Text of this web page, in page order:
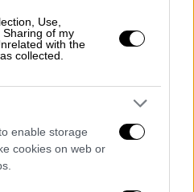
Use,
of my
with the
collected.
enable storage
cookies on web or
σε έναν από τους
αυτής της
νομοθετικές
η κυβέρνηση της ΝΔ
ήταν η ακύρωση
εργαζομένων όπως η
και η προστασία των
Μέτρων που